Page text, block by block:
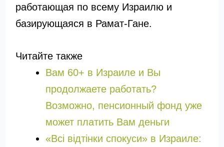
работающая по всему Израилю и
базирующаяся в Рамат-Гане.
Читайте также
Вам 60+ в Израиле и Вы
продолжаете работать?
Возможно, пенсионный фонд уже
может платить Вам деньги
«Всі відтінки спокуси» в Израиле: